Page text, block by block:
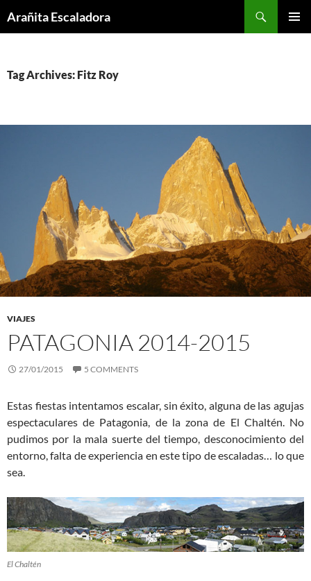
toArañita Escaladora
Tag Archives: Fitz Roy
VIAJES
PATAGONIA 2014-2015
27/01/2015 5 COMMENTS
Estas fiestas intentamos escalar, sin éxito, alguna de las agujas
espectaculares de Patagonia, de la zona de El Chaltén. No
pudimos por la mala suerte del tiempo, desconocimiento del
entorno, falta de experiencia en este tipo de escaladas… lo que
sea.
El Chaltén